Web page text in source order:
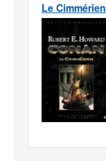
Le Cimmérien